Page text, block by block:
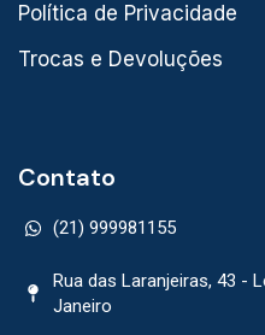
Política de Privacidade
Trocas e Devoluções
Contato
(21) 999981155
Rua das Laranjeiras, 43 -
Janeiro